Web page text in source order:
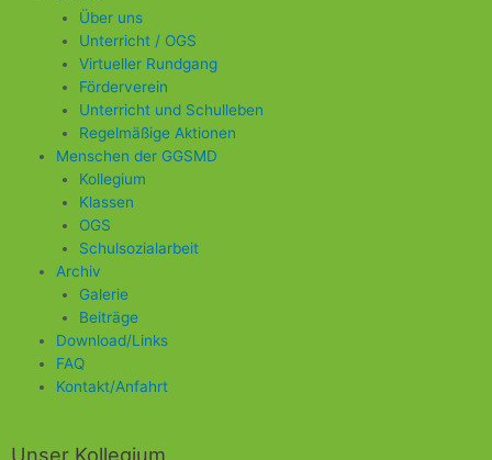
Über uns
Unterricht / OGS
Virtueller Rundgang
Förderverein
Unterricht und Schulleben
Regelmäßige Aktionen
Menschen der GGSMD
Kollegium
Klassen
OGS
Schulsozialarbeit
Archiv
Galerie
Beiträge
Download/Links
FAQ
Kontakt/Anfahrt
Unser Kollegium